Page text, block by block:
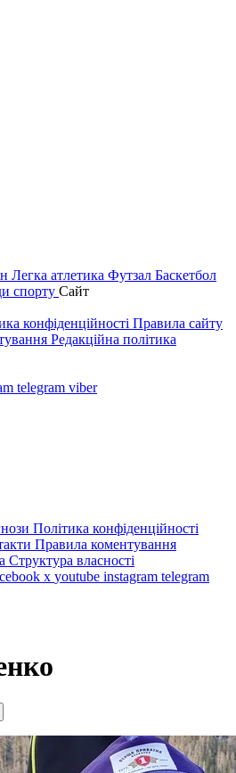
Легка атлетика Футзал Баскетбол
спорту Сайт
конфіденційності Правила сайту
Редакційна політика
telegram viber
Політика конфіденційності
Правила коментування
Структура власності
x youtube instagram telegram